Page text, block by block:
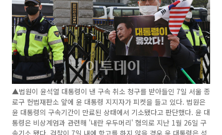
▲법원이 윤석열 대통령이 낸 구속 취소 청구를 받아들인 7일 서울 종
로구 헌법재판소 앞에 윤 대통령 지지자가 피켓을 들고 있다. 법원은
윤 대통령의 구속기간이 만료된 상태에서 기소됐다고 판단했다. 윤 대
통령은 비상계엄과 관련해 '내란 우두머리' 혐의로 지난 1월 26일 구